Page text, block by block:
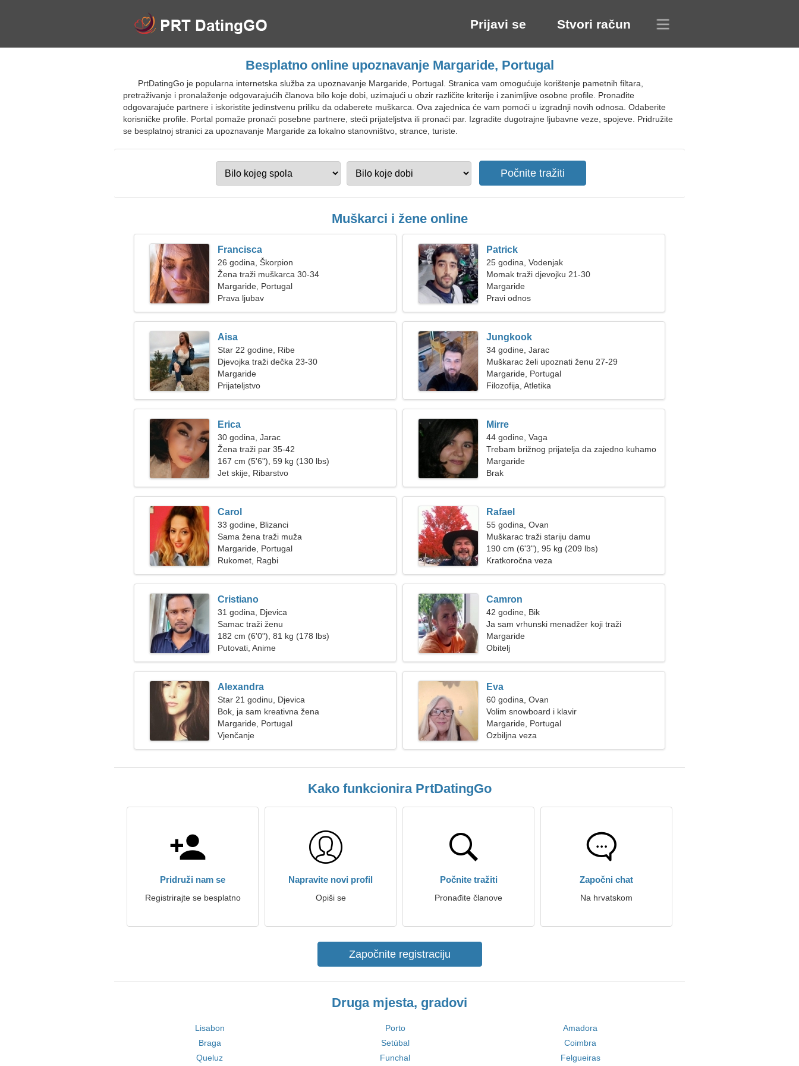
Prijavi se Stvori račun
Besplatno online upoznavanje Margaride, Portugal
PrtDatingGo je popularna internetska služba za upoznavanje Margaride, Portugal. Stranica vam omogućuje korištenje pametnih filtara,
pretraživanje i pronalaženje odgovarajućih članova bilo koje dobi, uzimajući u obzir različite kriterije i zanimljive osobne profile. Pronađite
odgovarajuće partnere i iskoristite jedinstvenu priliku da odaberete muškarca. Ova zajednica će vam pomoći u izgradnji novih odnosa. Odaberite
korisničke profile. Portal pomaže pronaći posebne partnere, steći prijateljstva ili pronaći par. Izgradite dugotrajne ljubavne veze, spojeve. Pridružite
se besplatnoj stranici za upoznavanje Margaride za lokalno stanovništvo, strance, turiste.
Muškarci i žene online
Francisca
26 godina, Škorpion
Žena traži muškarca 30-34
Margaride, Portugal
Prava ljubav
Patrick
25 godina, Vodenjak
Momak traži djevojku 21-30
Margaride
Pravi odnos
Aisa
Star 22 godine, Ribe
Djevojka traži dečka 23-30
Margaride
Prijateljstvo
Jungkook
34 godine, Jarac
Muškarac želi upoznati ženu 27-29
Margaride, Portugal
Filozofija, Atletika
Erica
30 godina, Jarac
Žena traži par 35-42
167 cm (5'6"), 59 kg (130 lbs)
Jet skije, Ribarstvo
Mirre
44 godine, Vaga
Trebam brižnog prijatelja da zajedno kuhamo
Margaride
Brak
Carol
33 godine, Blizanci
Sama žena traži muža
Margaride, Portugal
Rukomet, Ragbi
Rafael
55 godina, Ovan
Muškarac traži stariju damu
190 cm (6'3"), 95 kg (209 lbs)
Kratkoročna veza
Cristiano
31 godina, Djevica
Samac traži ženu
182 cm (6'0"), 81 kg (178 lbs)
Putovati, Anime
Camron
42 godine, Bik
Ja sam vrhunski menadžer koji traži
fantastičnu ženu
Margaride
Obitelj
Alexandra
Star 21 godinu, Djevica
Bok, ja sam kreativna žena
Margaride, Portugal
Vjenčanje
Eva
60 godina, Ovan
Volim snowboard i klavir
Margaride, Portugal
Ozbiljna veza
Kako funkcionira PrtDatingGo
Pridruži nam se
Registrirajte se besplatno
Napravite novi profil
Opiši se
Počnite tražiti
Pronađite članove
Započni chat
Na hrvatskom
Započnite registraciju
Druga mjesta, gradovi
Lisabon Porto
Amadora
Braga
Setúbal
Coimbra
Queluz
Funchal Felgueiras